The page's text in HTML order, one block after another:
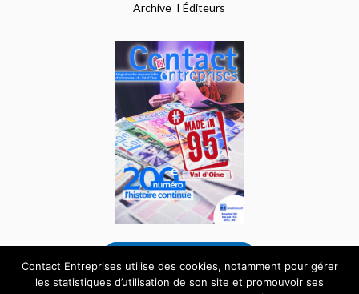
Archive IÉditeurs
Contact Entreprises utilise des cookies, notamment pour gérer
les statistiques d’utilisation de son site et promouvoir ses